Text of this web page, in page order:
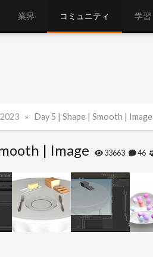
業界 コミュニティ 学習
Day 5 | Shape | Smooth | Image
| Image 33663 46